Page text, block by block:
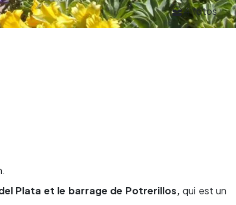
4 fotos
Plata et le barrage de Potrerillos,qui est un